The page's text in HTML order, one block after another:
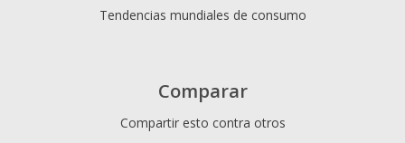
Tendencias mundiales de consumo
Comparar
Compartir esto contra otros